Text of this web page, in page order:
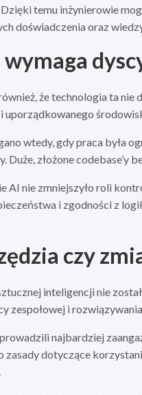
temu inżynierowie
doświadczenia oraz
że technologia ta nie
uporządkowanego
wtedy, gdy praca była
Duże, złożone
AI nie zmniejszyło roli
i zgodności z
czy
inteligencji nie
zespołowej i
najbardziej
dotyczące